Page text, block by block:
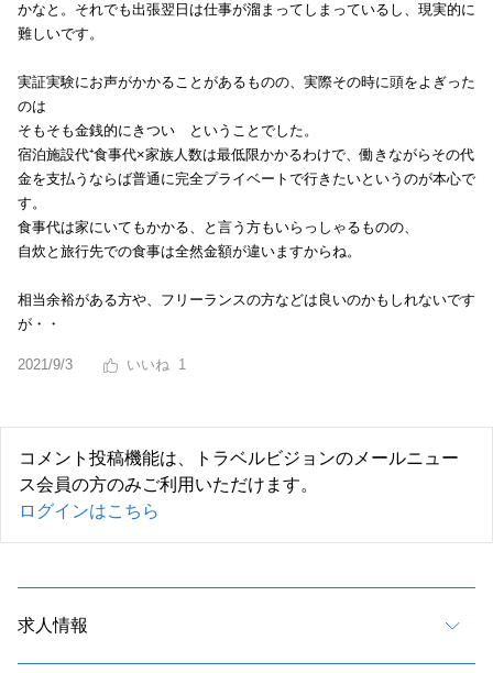
かなと。それでも出張翌日は仕事が溜まってしまっているし、現実的に
難しいです。
実証実験にお声がかかることがあるものの、実際その時に頭をよぎった
のは
そもそも金銭的にきつい ということでした。
宿泊施設代⁺食事代×家族人数は最低限かかるわけで、働きながらその代
金を支払うならば普通に完全プライベートで行きたいというのが本心で
す。
食事代は家にいてもかかる、と言う方もいらっしゃるものの、
自炊と旅行先での食事は全然金額が違いますからね。
相当余裕がある方や、フリーランスの方などは良いのかもしれないです
が・・
2021/9/3 1
コメント投稿機能は、トラベルビジョンのメールニュー
ス会員の方のみご利用いただけます。
ログインはこちら
求人情報